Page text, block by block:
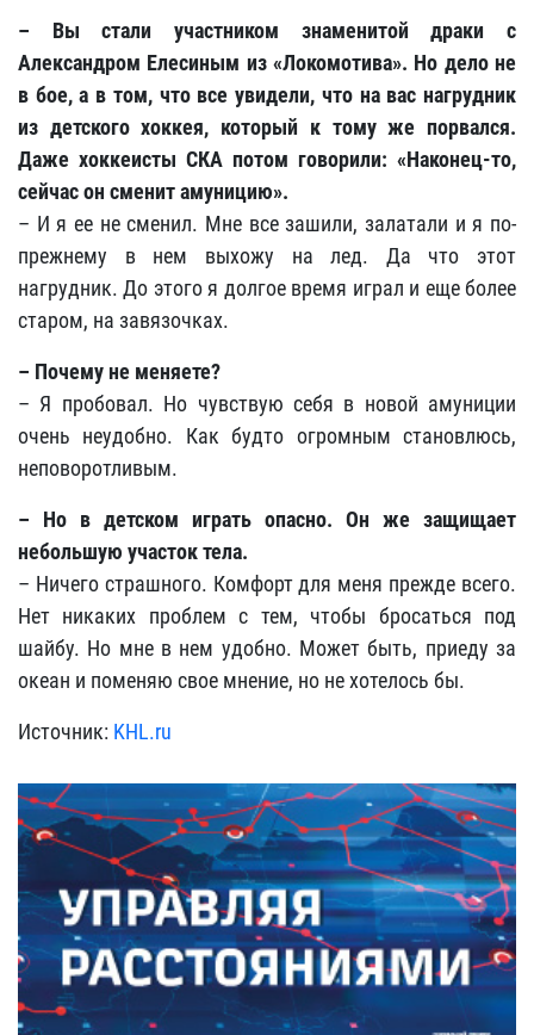
– Вы стали участником знаменитой драки с
Александром Елесиным из «Локомотива». Но дело не
в бое, а в том, что все увидели, что на вас нагрудник
из детского хоккея, который к тому же порвался.
Даже хоккеисты СКА потом говорили: «Наконец-то,
сейчас он сменит амуницию».
– И я ее не сменил. Мне все зашили, залатали и я по-
прежнему в нем выхожу на лед. Да что этот
нагрудник. До этого я долгое время играл и еще более
старом, на завязочках.
– Почему не меняете?
– Я пробовал. Но чувствую себя в новой амуниции
очень неудобно. Как будто огромным становлюсь,
неповоротливым.
– Но в детском играть опасно. Он же защищает
небольшую участок тела.
– Ничего страшного. Комфорт для меня прежде всего.
Нет никаких проблем с тем, чтобы бросаться под
шайбу. Но мне в нем удобно. Может быть, приеду за
океан и поменяю свое мнение, но не хотелось бы.
Источник: KHL.ru